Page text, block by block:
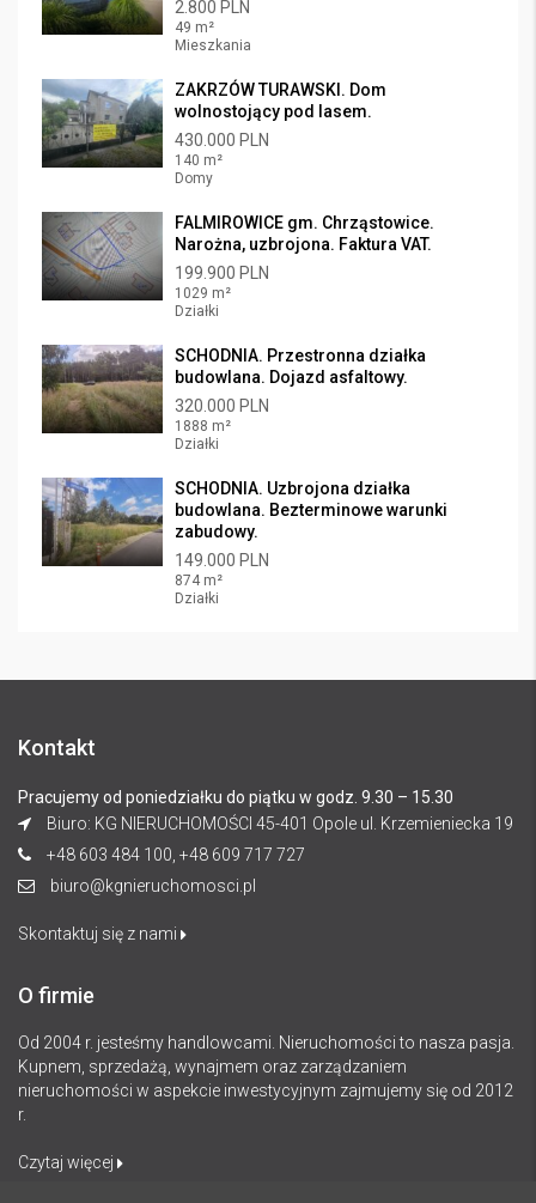
2.800 PLN
49 m²
Mieszkania
ZAKRZÓW TURAWSKI. Dom
wolnostojący pod lasem.
430.000 PLN
140 m²
Domy
FALMIROWICE gm. Chrząstowice.
Narożna, uzbrojona. Faktura VAT.
199.900 PLN
1029 m²
Działki
SCHODNIA. Przestronna działka
budowlana. Dojazd asfaltowy.
320.000 PLN
1888 m²
Działki
SCHODNIA. Uzbrojona działka
budowlana. Bezterminowe warunki
zabudowy.
149.000 PLN
874 m²
Działki
Kontakt
Pracujemy od poniedziałku do piątku w godz. 9.30 – 15.30
Biuro: KG NIERUCHOMOŚCI 45-401 Opole ul. Krzemieniecka 19
+48 603 484 100, +48 609 717 727
biuro@kgnieruchomosci.pl
Skontaktuj się z nami
O firmie
Od 2004 r. jesteśmy handlowcami. Nieruchomości to nasza pasja.
Kupnem, sprzedażą, wynajmem oraz zarządzaniem
nieruchomości w aspekcie inwestycyjnym zajmujemy się od 2012
r.
Czytaj więcej